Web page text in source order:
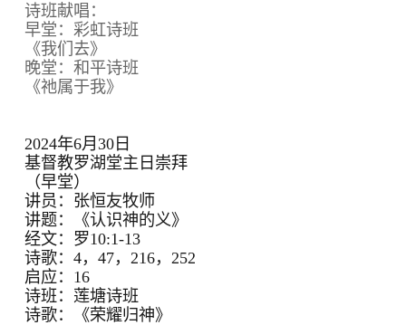
诗班献唱：
早堂：彩虹诗班
《我们去》
晚堂：和平诗班
《祂属于我》
2024年6月30日
基督教罗湖堂主日崇拜
（早堂）
讲员：张恒友牧师
讲题：《认识神的义》
经文：罗10:1-13
诗歌：4，47，216，252
启应：16
诗班：莲塘诗班
诗歌：《荣耀归神》